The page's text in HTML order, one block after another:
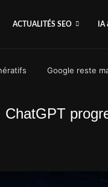
ACTUALITÉS SEO IA
Google reste